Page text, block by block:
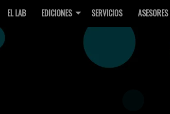
EL LAB EDICIONES SERVICIOS ASESORES